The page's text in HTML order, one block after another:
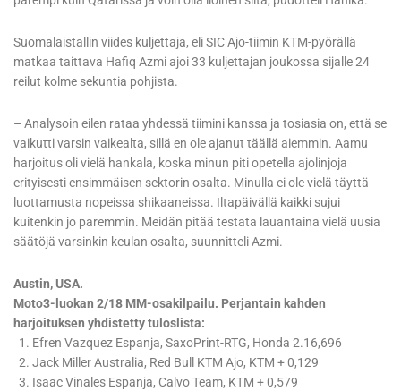
Suomalaistallin viides kuljettaja, eli SIC Ajo-tiimin KTM-pyörällä
matkaa taittava Hafiq Azmi ajoi 33 kuljettajan joukossa sijalle 24
reilut kolme sekuntia pohjista.
– Analysoin eilen rataa yhdessä tiimini kanssa ja tosiasia on, että se
vaikutti varsin vaikealta, sillä en ole ajanut täällä aiemmin. Aamu
harjoitus oli vielä hankala, koska minun piti opetella ajolinjoja
erityisesti ensimmäisen sektorin osalta. Minulla ei ole vielä täyttä
luottamusta nopeissa shikaaneissa. Iltapäivällä kaikki sujui
kuitenkin jo paremmin. Meidän pitää testata lauantaina vielä uusia
säätöjä varsinkin keulan osalta, suunnitteli Azmi.
Austin, USA.
Moto3-luokan 2/18 MM-osakilpailu. Perjantain kahden
harjoituksen yhdistetty tuloslista:
1. Efren Vazquez Espanja, SaxoPrint-RTG, Honda 2.16,696
2. Jack Miller Australia, Red Bull KTM Ajo, KTM + 0,129
3. Isaac Vinales Espanja, Calvo Team, KTM + 0,579